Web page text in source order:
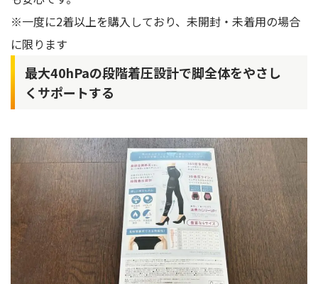
※一度に2着以上を購入しており、未開封・未着用の場合
に限ります
最大40hPaの段階着圧設計で脚全体をやさし
くサポートする